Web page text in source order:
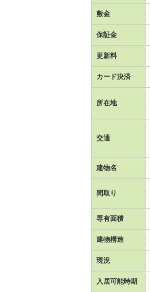
敷金
保証金
更新料
カード決済
所在地
交通
建物名
間取り
専有面積
建物構造
現況
入居可能時期